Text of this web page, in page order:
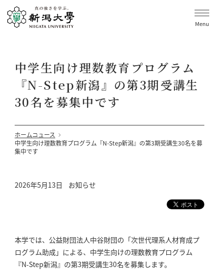
Menu
中学生向け理数教育プログラム
『N-Step新潟』の第3期受講生
30名を募集中です
ホームニュース
中学生向け理数教育プログラム『N-Step新潟』の第3期受講生30名を募
集中です
2026年5月13日 お知らせ
本学では、公益財団法人中谷財団の「次世代理系人材育成プ
ログラム助成」による、中学生向けの理数教育プログラム
『N-Step新潟』の第3期受講生30名を募集します。